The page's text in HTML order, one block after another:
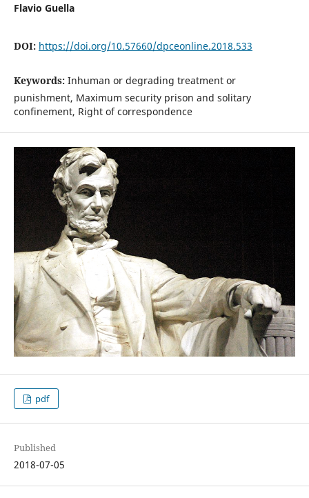
Flavio Guella
DOI: https://doi.org/10.57660/dpceonline.2018.533
Keywords: Inhuman or degrading treatment or
punishment, Maximum security prison and solitary
confinement, Right of correspondence
pdf
Published
2018-07-05